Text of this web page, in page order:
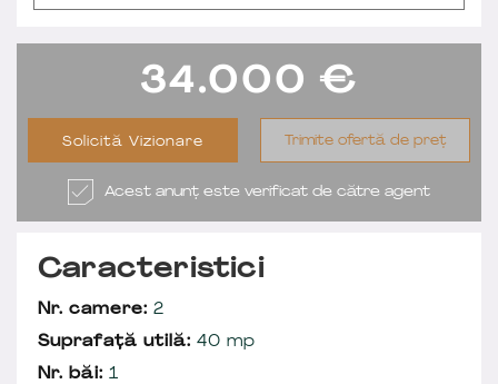
34.000 €
Solicită Vizionare Trimite ofertă de preț
Acest anunț este verificat de către agent
Caracteristici
Nr. camere: 2
Suprafață utilă: 40 mp
Nr. băi: 1